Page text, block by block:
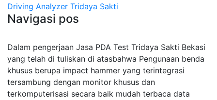
Driving Analyzer Tridaya Sakti
Navigasi pos
Dalam pengerjaan Jasa PDA Test Tridaya Sakti Bekasi
yang telah di tuliskan di atasbahwa Pengunaan benda
khusus berupa impact hammer yang terintegrasi
tersambung dengan monitor khusus dan
terkomputerisasi secara baik mudah terbaca data